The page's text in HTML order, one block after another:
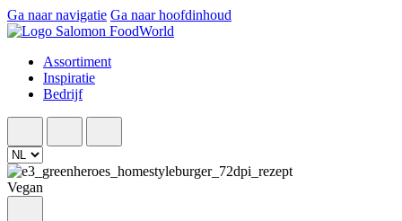
Ga naar navigatie Ga naar hoofdinhoud
Assortiment
Inspiratie
Bedrijf
Vegan